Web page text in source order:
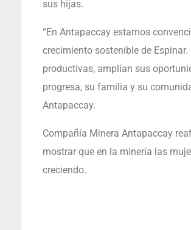
sus hijas.
“En Antapaccay estamos
crecimiento sostenible de
productivas, amplían sus
progresa, su familia y su
Antapaccay.
Compañía Minera Antapaccay
mostrar que en la minería las
creciendo.